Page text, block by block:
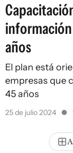
información
años
El plan está
empresas que
45 años
25 de julio 2024